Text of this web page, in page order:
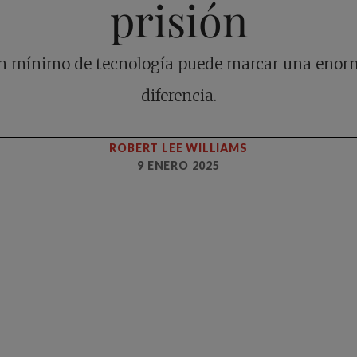
prisión
mínimo de tecnología puede marcar una
diferencia.
ROBERT LEE WILLIAMS
9 ENERO 2025